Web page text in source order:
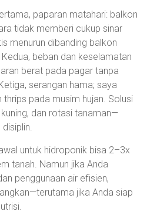
paparan matahari: balkon
tidak memberi cukup sinar
menurun dibanding balkon
beban dan keselamatan
berat pada pagar tanpa
serangan hama; saya
pada musim hujan. Solusi
dan rotasi tanaman—
untuk hidroponik bisa 2–3x
tanah. Namun jika Anda
penggunaan air efisien,
jika Anda siap